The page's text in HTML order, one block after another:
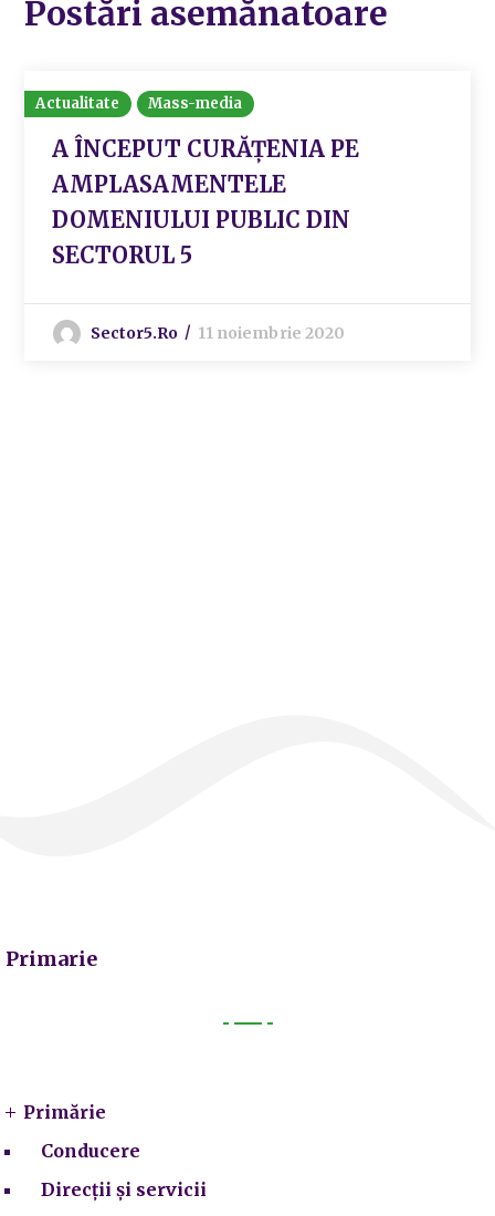
Postări asemănatoare
Actualitate Mass-media
A ÎNCEPUT CURĂȚENIA PE
AMPLASAMENTELE
DOMENIULUI PUBLIC DIN
SECTORUL 5
Sector5.ro 11 noiembrie 2020
Primarie
Primărie
Conducere
Direcții și servicii